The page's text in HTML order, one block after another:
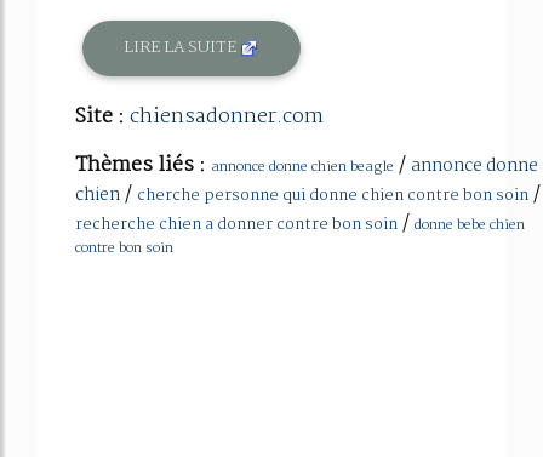
LIRE LA SUITE
Site : chiensadonner.com
Thèmes liés : annonce donne chien beagle / annonce donne
chien/ cherche personne qui donne chien contre bon soin/
recherche chien a donner contre bon soin/ donne bebe chien
contre bon soin